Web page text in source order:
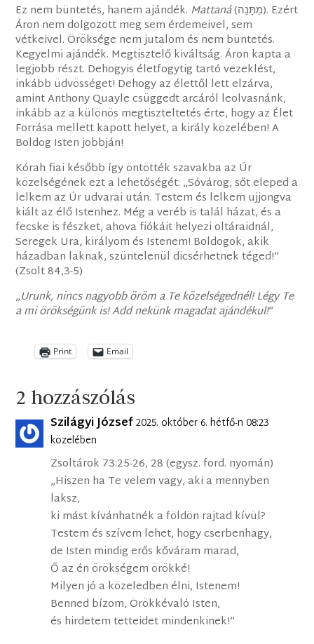
Ez nem büntetés, hanem ajándék. Mattaná(מַתָּנָה). Ezért
Áron nem dolgozott meg sem érdemeivel, sem
vétkeivel. Öröksége nem jutalom és nem büntetés.
Kegyelmi ajándék. Megtisztelő kiváltság. Áron kapta a
legjobb részt. Dehogyis életfogytig tartó vezeklést,
inkább üdvösséget! Dehogy az élettől lett elzárva,
amint Anthony Quayle csüggedt arcáról leolvasnánk,
inkább az a különös megtiszteltetés érte, hogy az Élet
Forrása mellett kapott helyet, a király közelében! A
Boldog Isten jobbján!
Kórah fiai később így öntötték szavakba az Úr
közelségének ezt a lehetőségét: „Sóvárog, sőt eleped a
lelkem az Úr udvarai után. Testem és lelkem ujjongva
kiált az élő Istenhez. Még a veréb is talál házat, és a
fecske is fészket, ahova fiókáit helyezi oltáraidnál,
Seregek Ura, királyom és Istenem! Boldogok, akik
házadban laknak, szüntelenül dicsérhetnek téged!”
(Zsolt 84,3-5)
„Urunk, nincs nagyobb öröm a Te közelségednél! Légy Te
a mi örökségünk is! Add nekünk magadat ajándékul!”
Print Email
2 hozzászólás
Szilágyi József2025. október 6. hétfő-n 08:23
közelében
Zsoltárok 73:25-26, 28 (egysz. ford. nyomán)
„Hiszen ha Te velem vagy, aki a mennyben
laksz,
ki mást kívánhatnék a földön rajtad kívül?
Testem és szívem lehet, hogy cserbenhagy,
de Isten mindig erős kőváram marad,
Ő az én örökségem örökké!
Milyen jó a közeledben élni, Istenem!
Benned bízom, Örökkévaló Isten,
és hirdetem tetteidet mindenkinek!”